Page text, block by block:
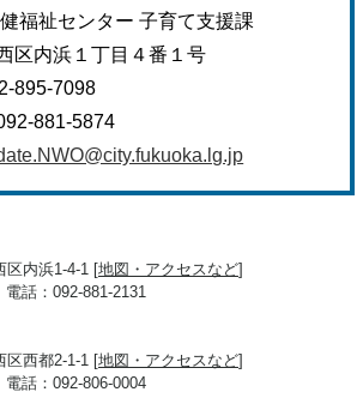
福祉センター 子育て支援課
区内浜１丁目４番１号
895-7098
881-5874
内浜1-4-1 [地図・アクセスなど]
話：092-881-2131
西都2-1-1 [地図・アクセスなど]
話：092-806-0004